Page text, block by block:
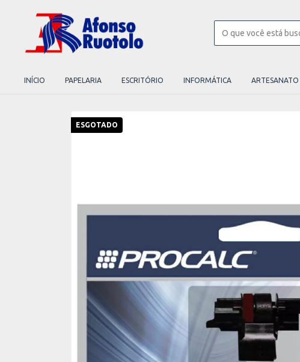
INÍCIO PAPELARIA ESCRITÓRIO INFORMÁTICA ARTESANATO
ESGOTADO